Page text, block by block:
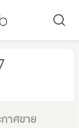
กาศขาย